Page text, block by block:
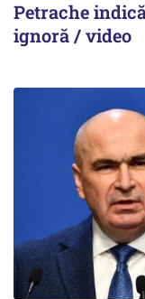
Petrache
ignoră / video